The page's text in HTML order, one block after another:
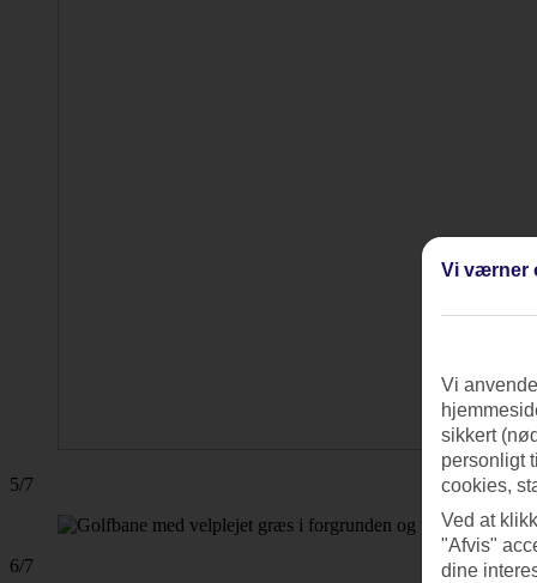
5/7
6/7
Vi værner
Vi
sikkert
personligt
cookies,
Ved at
"Afvis"
dine